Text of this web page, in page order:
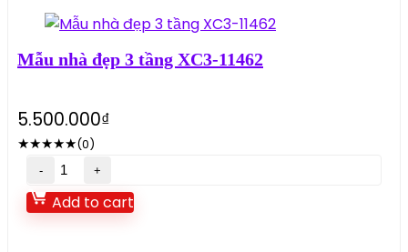
Mẫu nhà đẹp 3 tầng XC3-11462
5.500.000₫
★★★★★(0)
Mẫu
nhà
đẹp
Add to cart